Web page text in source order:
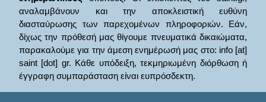
αναλαμβάνουν και την αποκλειστική ευθύνη
διασταύρωσης των παρεχομένων πληροφοριών. Εάν,
δίχως την πρόθεσή μας θίγουμε πνευματικά δικαιώματα,
παρακαλούμε για την άμεση ενημέρωσή μας στο: info [at]
saint [dot] gr. Κάθε υπόδειξη, τεκμηριωμένη διόρθωση ή
έγγραφη συμπαράσταση είναι ευπρόσδεκτη.